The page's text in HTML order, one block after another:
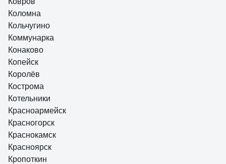
Коломна
Кольчугино
Коммунарка
Конаково
Копейск
Королёв
Кострома
Котельники
Красноармейск
Красногорск
Краснокамск
Красноярск
Кропоткин